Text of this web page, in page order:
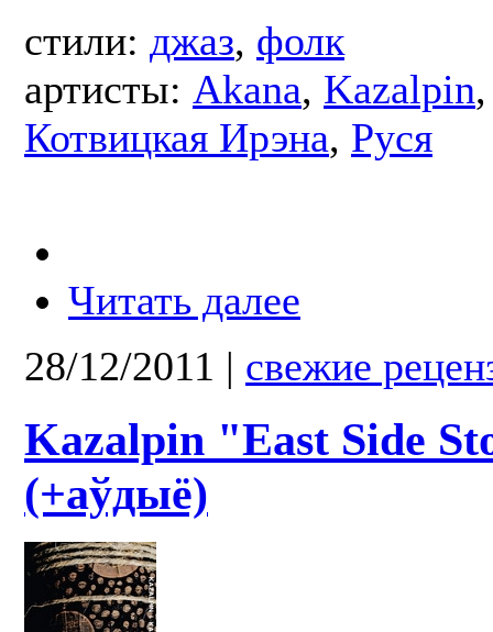
стили: джаз, фолк
артисты: Akana, Kazalpin
Котвицкая Ирэна, Руся
Читать далее
28/12/2011 | свежие
Kazalpin "East Side
(+аўдыё)